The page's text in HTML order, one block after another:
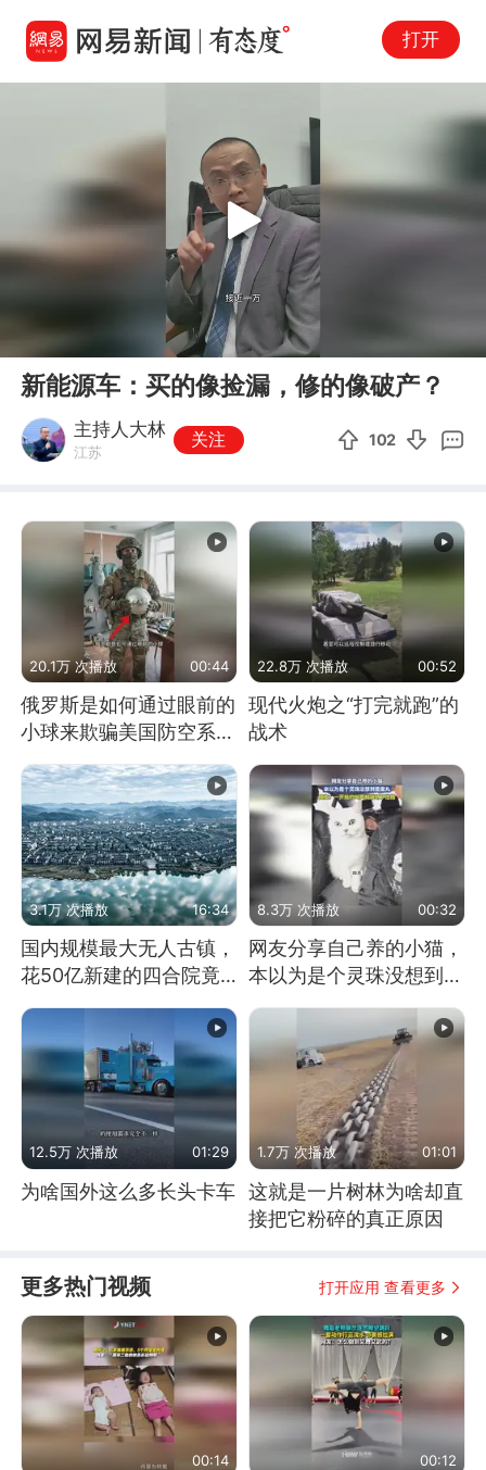
打开
03:33
Play
新能源车：买的像捡漏，修的像破产？
主持人大林
江苏
关注 102
20.1万 次播放 00:44
俄罗斯是如何通过眼前的
小球来欺骗美国防空系统
的
22.8万 次播放 00:52
现代火炮之“打完就跑”的
战术
3.1万 次播放 16:34
国内规模最大无人古镇，
花50亿新建的四合院竟
8.3万 次播放 00:32
网友分享自己养的小猫，
本以为是个灵珠没想到是
12.5万 次播放 01:29
为啥国外这么多长头卡车
1.7万 次播放 01:01
这就是一片树林为啥却直
接把它粉碎的真正原因
更多热门视频 打开应用 查看更多
00:14 00:12